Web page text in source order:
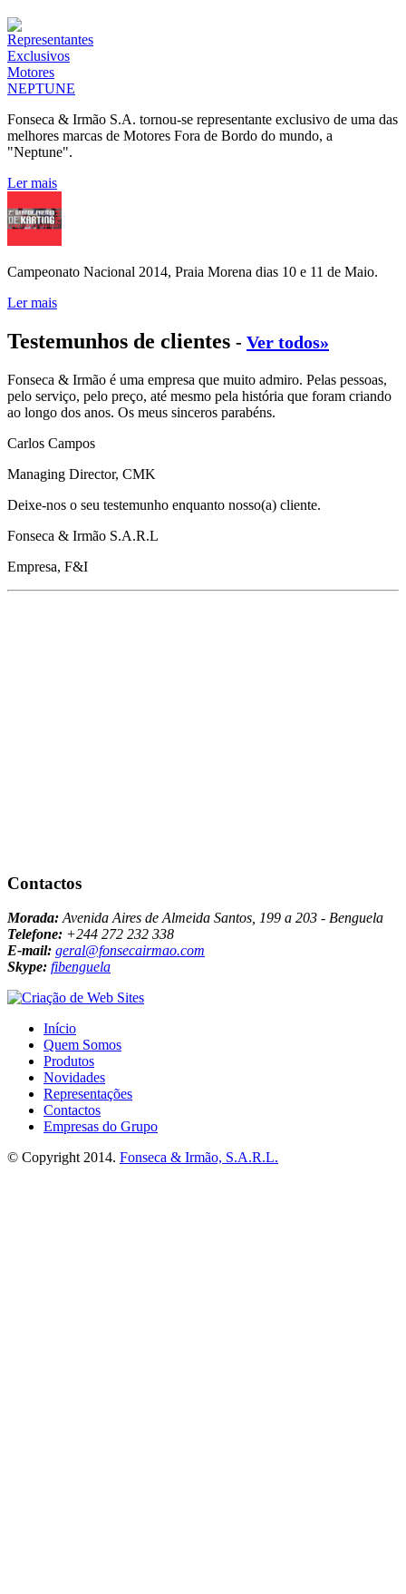
Fonseca & Irmão S.A. tornou-se representante exclusivo de uma das
melhores marcas de Motores Fora de Bordo do mundo, a
"Neptune".
Ler mais
Campeonato Nacional 2014, Praia Morena dias 10 e 11 de Maio.
Ler mais
Testemunhos de clientes - Ver todos»
Fonseca & Irmão é uma empresa que muito admiro. Pelas pessoas,
pelo serviço, pelo preço, até mesmo pela história que foram criando
ao longo dos anos. Os meus sinceros parabéns.
Carlos Campos
Managing Director, CMK
Deixe-nos o seu testemunho enquanto nosso(a) cliente.
Fonseca & Irmão S.A.R.L
Empresa, F&I
Contactos
Morada: Avenida Aires de Almeida Santos, 199 a 203 - Benguela
Telefone: +244 272 232 338
E-mail: geral@fonsecairmao.com
Skype: fibenguela
Início
Quem Somos
Produtos
Novidades
Representações
Contactos
Empresas do Grupo
© Copyright 2014. Fonseca & Irmão, S.A.R.L.